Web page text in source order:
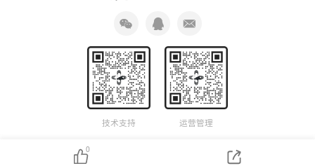
技术支持 运营管理
0